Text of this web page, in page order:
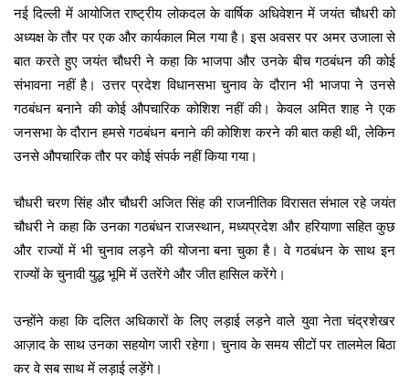
नई दिल्ली में आयोजित राष्ट्रीय लोकदल के वार्षिक अधिवेशन में जयंत चौधरी को
अध्यक्ष के तौर पर एक और कार्यकाल मिल गया है। इस अवसर पर अमर उजाला से
बात करते हुए जयंत चौधरी ने कहा कि भाजपा और उनके बीच गठबंधन की कोई
संभावना नहीं है। उत्तर प्रदेश विधानसभा चुनाव के दौरान भी भाजपा ने उनसे
गठबंधन बनाने की कोई औपचारिक कोशिश नहीं की। केवल अमित शाह ने एक
जनसभा के दौरान हमसे गठबंधन बनाने की कोशिश करने की बात कही थी, लेकिन
उनसे औपचारिक तौर पर कोई संपर्क नहीं किया गया।
चौधरी चरण सिंह और चौधरी अजित सिंह की राजनीतिक विरासत संभाल रहे जयंत
चौधरी ने कहा कि उनका गठबंधन राजस्थान, मध्यप्रदेश और हरियाणा सहित कुछ
और राज्यों में भी चुनाव लड़ने की योजना बना चुका है। वे गठबंधन के साथ इन
राज्यों के चुनावी युद्ध भूमि में उतरेंगे और जीत हासिल करेंगे।
उन्होंने कहा कि दलित अधिकारों के लिए लड़ाई लड़ने वाले युवा नेता चंद्रशेखर
आज़ाद के साथ उनका सहयोग जारी रहेगा। चुनाव के समय सीटों पर तालमेल बिठा
कर वे सब साथ में लड़ाई लड़ेंगे।